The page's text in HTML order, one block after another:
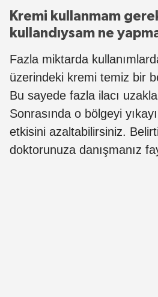
Kremi kullanmam
kullandıysam ne
Fazla miktarda
üzerindeki kremi temiz bir
Bu sayede fazla ilacı
Sonrasında o bölgeyi
etkisini azaltabilirsiniz.
doktorunuza danışmanız